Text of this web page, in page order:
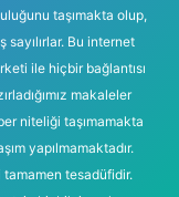
taşımakta olup,
Bu internet
ile hiçbir bağlantısı
makaleler
niteliği taşımamakta
yapılmamaktadır.
tesadüfidir.